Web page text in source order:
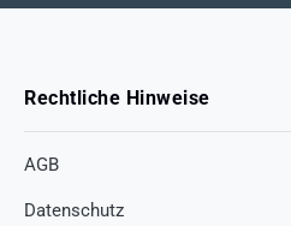
Rechtliche Hinweise
AGB
Datenschutz